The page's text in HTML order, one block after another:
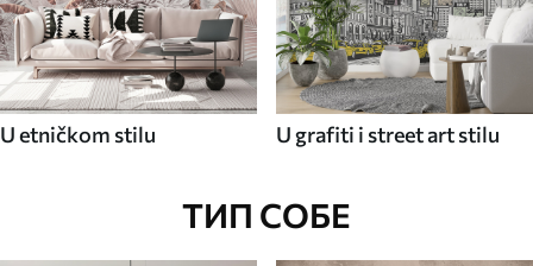
U etničkom stilu U grafiti i street art stilu
ТИП СОБЕ